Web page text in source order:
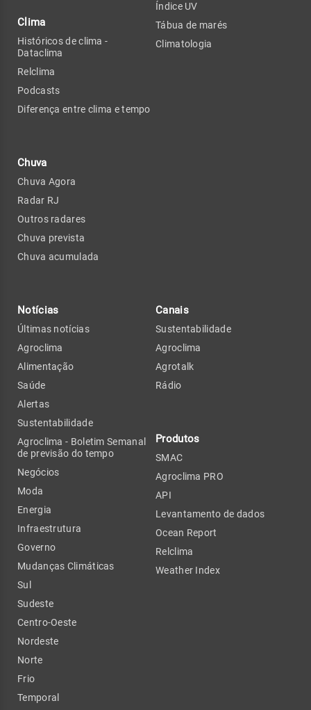
Clima
Históricos de clima -
Dataclima
Relclima
Podcasts
Diferença entre clima e tempo
Chuva
Chuva Agora
Radar RJ
Outros radares
Chuva prevista
Chuva acumulada
Índice UV
Tábua de marés
Climatologia
Notícias
Últimas notícias
Agroclima
Alimentação
Saúde
Alertas
Sustentabilidade
Agroclima - Boletim Semanal
de previsão do tempo
Negócios
Moda
Energia
Infraestrutura
Governo
Mudanças Climáticas
Sul
Sudeste
Centro-Oeste
Nordeste
Norte
Frio
Temporal
Canais
Sustentabilidade
Agroclima
Agrotalk
Rádio
Produtos
SMAC
Agroclima PRO
API
Levantamento de dados
Ocean Report
Relclima
Weather Index